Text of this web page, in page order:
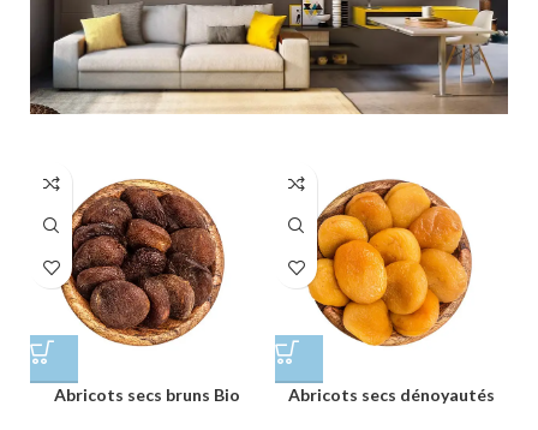
Abricots secs bruns Bio Abricots secs dénoyautés